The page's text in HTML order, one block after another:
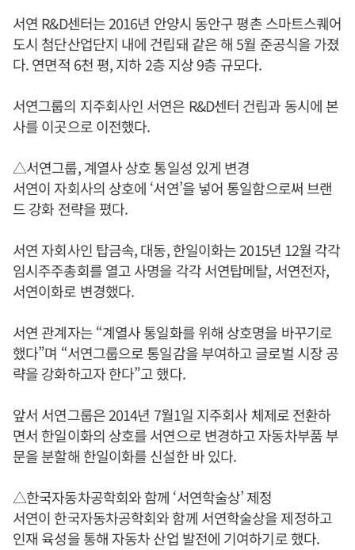
서연 R&D센터는 2016년 안양시 동안구 평촌 스마트스퀘어
도시 첨단산업단지 내에 건립돼 같은 해 5월 준공식을 가졌
다. 연면적 6천 평, 지하 2층 지상 9층 규모다.
서연그룹의 지주회사인 서연은 R&D센터 건립과 동시에 본
사를 이곳으로 이전했다.
△서연그룹, 계열사 상호 통일성 있게 변경
서연이 자회사의 상호에 ‘서연’을 넣어 통일함으로써 브랜
드 강화 전략을 폈다.
서연 자회사인 탑금속, 대동, 한일이화는 2015년 12월 각각
임시주주총회를 열고 사명을 각각 서연탑메탈, 서연전자,
서연이화로 변경했다.
서연 관계자는 “계열사 통일화를 위해 상호명을 바꾸기로
했다”며 “서연그룹으로 통일감을 부여하고 글로벌 시장 공
략을 강화하고자 한다”고 했다.
앞서 서연그룹은 2014년 7월1일 지주회사 체제로 전환하
면서 한일이화의 상호를 서연으로 변경하고 자동차부품 부
문을 분할해 한일이화를 신설한 바 있다.
△한국자동차공학회와 함께 ‘서연학술상’ 제정
서연이 한국자동차공학회와 함께 서연학술상을 제정하고
인재 육성을 통해 자동차 산업 발전에 기여하기로 했다.